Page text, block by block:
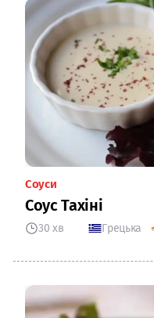
Соуси
Соус Тахіні
30 хв Грецька